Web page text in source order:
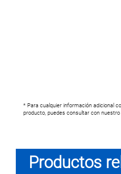
* Para cualquier información adicional
producto, puedes consultar con
Productos